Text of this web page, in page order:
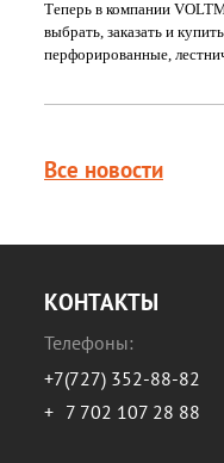
Теперь в компании
выбрать, заказать и
перфорированные,
Все новости
КОНТАКТЫ
Телефоны:
+7(727) 352-88-82
+ 7 702 107 28 88